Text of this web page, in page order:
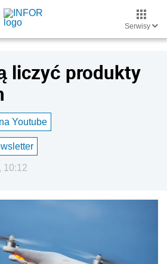
Serwisy
liczyć produkty
Youtube
10:12